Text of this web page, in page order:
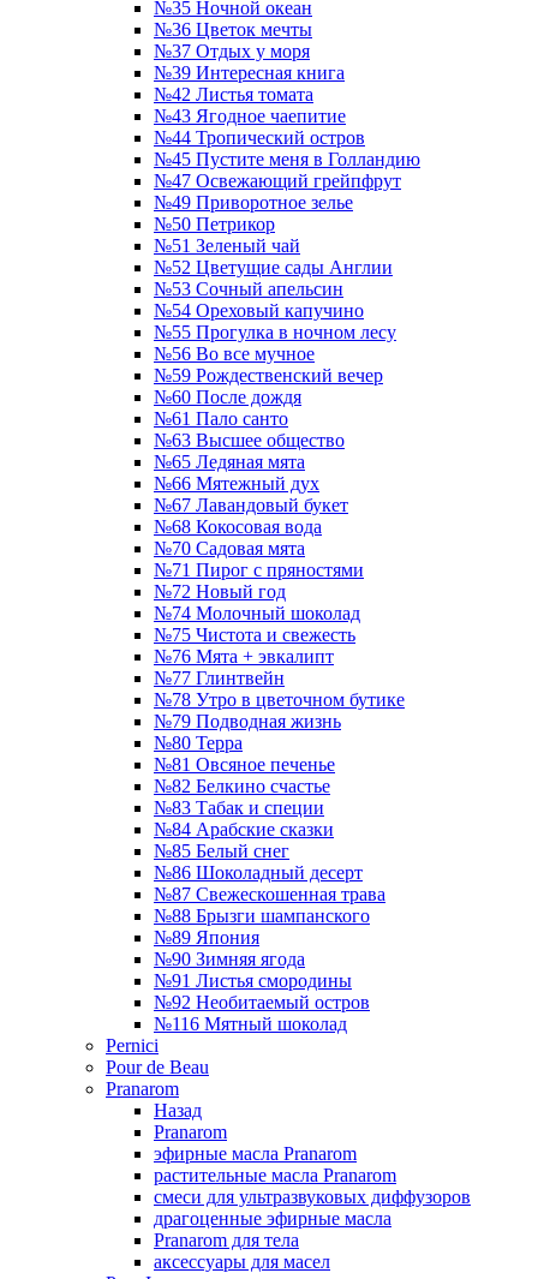
№35 Ночной океан
№36 Цветок мечты
№37 Отдых у моря
№39 Интересная книга
№42 Листья томата
№43 Ягодное чаепитие
№44 Тропический остров
№45 Пустите меня в Голландию
№47 Освежающий грейпфрут
№49 Приворотное зелье
№50 Петрикор
№51 Зеленый чай
№52 Цветущие сады Англии
№53 Сочный апельсин
№54 Ореховый капучино
№55 Прогулка в ночном лесу
№56 Во все мучное
№59 Рождественский вечер
№60 После дождя
№61 Пало санто
№63 Высшее общество
№65 Ледяная мята
№66 Мятежный дух
№67 Лавандовый букет
№68 Кокосовая вода
№70 Садовая мята
№71 Пирог с пряностями
№72 Новый год
№74 Молочный шоколад
№75 Чистота и свежесть
№76 Мята + эвкалипт
№77 Глинтвейн
№78 Утро в цветочном бутике
№79 Подводная жизнь
№80 Терра
№81 Овсяное печенье
№82 Белкино счастье
№83 Табак и специи
№84 Арабские сказки
№85 Белый снег
№86 Шоколадный десерт
№87 Свежескошенная трава
№88 Брызги шампанского
№89 Япония
№90 Зимняя ягода
№91 Листья смородины
№92 Необитаемый остров
№116 Мятный шоколад
Pernici
Pour de Beau
Pranarom
Назад
Pranarom
эфирные масла Pranarom
растительные масла Pranarom
смеси для ультразвуковых диффузоров
драгоценные эфирные масла
Pranarom для тела
аксессуары для масел